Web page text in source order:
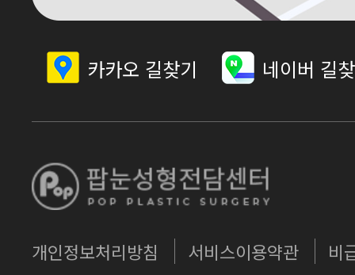
카카오 길찾기 네이버 길
개인정보처리방침 서비스이용약관 비